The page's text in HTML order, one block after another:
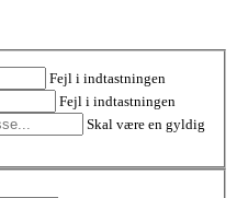
Fejl i indtastningen
Fejl i indtastningen
Skal være en gyldig